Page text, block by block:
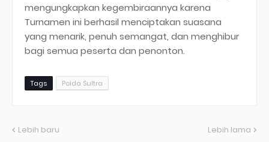
mengungkapkan kegembiraannya karena
Turnamen ini berhasil menciptakan suasana
yang menarik, penuh semangat, dan menghibur
bagi semua peserta dan penonton.
Tags Polda Sultra
Lebih baru Lebih lama